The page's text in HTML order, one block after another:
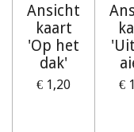
Ansicht
kaart
'Op het
dak'
€ 1,20 €